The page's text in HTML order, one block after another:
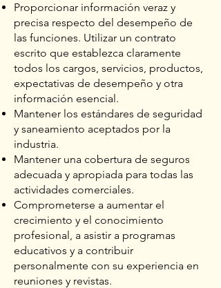
Proporcionar información veraz y
precisa respecto del desempeño de
las funciones. Utilizar un contrato
escrito que establezca claramente
todos los cargos, servicios, productos,
expectativas de desempeño y otra
información esencial.
Mantener los estándares de seguridad
y saneamiento aceptados por la
industria.
Mantener una cobertura de seguros
adecuada y apropiada para todas las
actividades comerciales.
Comprometerse a aumentar el
crecimiento y el conocimiento
profesional, a asistir a programas
educativos y a contribuir
personalmente con su experiencia en
reuniones y revistas.